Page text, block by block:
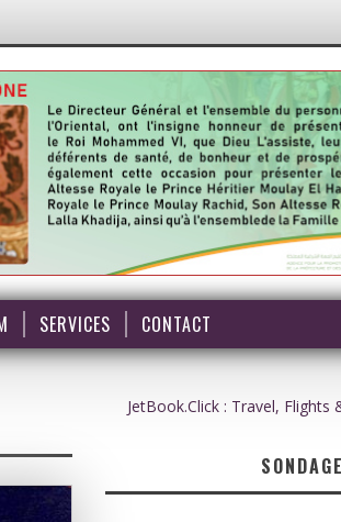
SERVICES CONTACT
JetBook.Click : Travel,
SONDAGE